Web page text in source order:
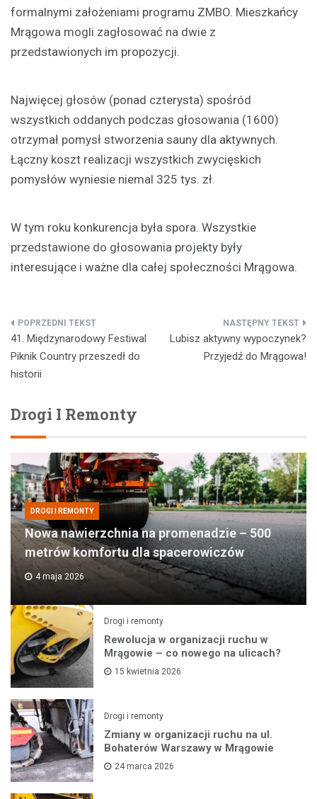
formalnymi założeniami programu ZMBO. Mieszkańcy
Mrągowa mogli zagłosować na dwie z
przedstawionych im propozycji.
Najwięcej głosów (ponad czterysta) spośród
wszystkich oddanych podczas głosowania (1600)
otrzymał pomysł stworzenia sauny dla aktywnych.
Łączny koszt realizacji wszystkich zwycięskich
pomysłów wyniesie niemal 325 tys. zł.
W tym roku konkurencja była spora. Wszystkie
przedstawione do głosowania projekty były
interesujące i ważne dla całej społeczności Mrągowa.
Nawigacja
wpisu
41. Międzynarodowy Festiwal
Piknik Country przeszedł do
historii
Lubisz aktywny wypoczynek?
Przyjedź do Mrągowa!
Drogi I Remonty
DROGI I REMONTY
Nowa nawierzchnia na promenadzie – 500
metrów komfortu dla spacerowiczów
4 maja 2026
Drogi i remonty
Rewolucja w organizacji ruchu w
Mrągowie – co nowego na ulicach?
15 kwietnia 2026
Drogi i remonty
Zmiany w organizacji ruchu na ul.
Bohaterów Warszawy w Mrągowie
24 marca 2026